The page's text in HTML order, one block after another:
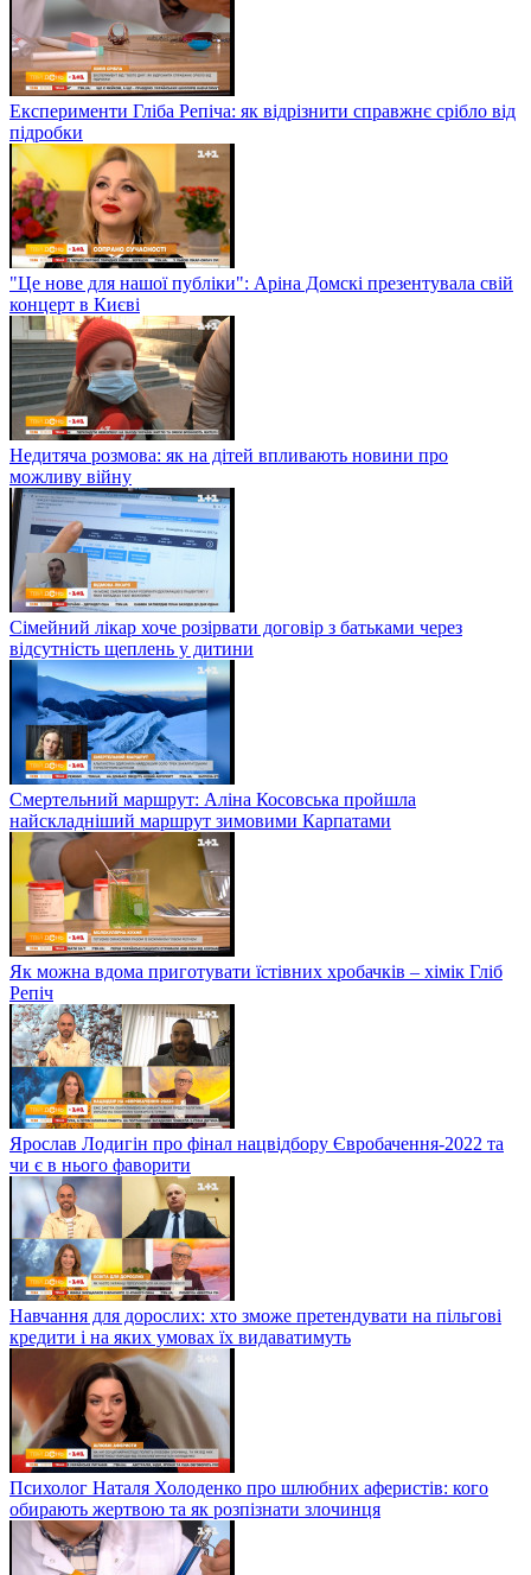
Експерименти Гліба Репіча: як відрізнити справжнє срібло від
підробки
"Це нове для нашої публіки": Аріна Домскі презентувала свій
концерт в Києві
Недитяча розмова: як на дітей впливають новини про
можливу війну
Сімейний лікар хоче розірвати договір з батьками через
відсутність щеплень у дитини
Смертельний маршрут: Аліна Косовська пройшла
найскладніший маршрут зимовими Карпатами
Як можна вдома приготувати їстівних хробачків – хімік Гліб
Репіч
Ярослав Лодигін про фінал нацвідбору Євробачення-2022 та
чи є в нього фаворити
Навчання для дорослих: хто зможе претендувати на пільгові
кредити і на яких умовах їх видаватимуть
Психолог Наталя Холоденко про шлюбних аферистів: кого
обирають жертвою та як розпізнати злочинця